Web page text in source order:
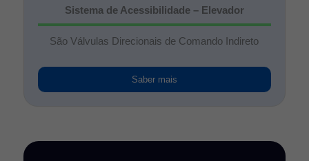
Sistema de Acessibilidade – Elevador
São Válvulas Direcionais de Comando Indireto
Saber mais